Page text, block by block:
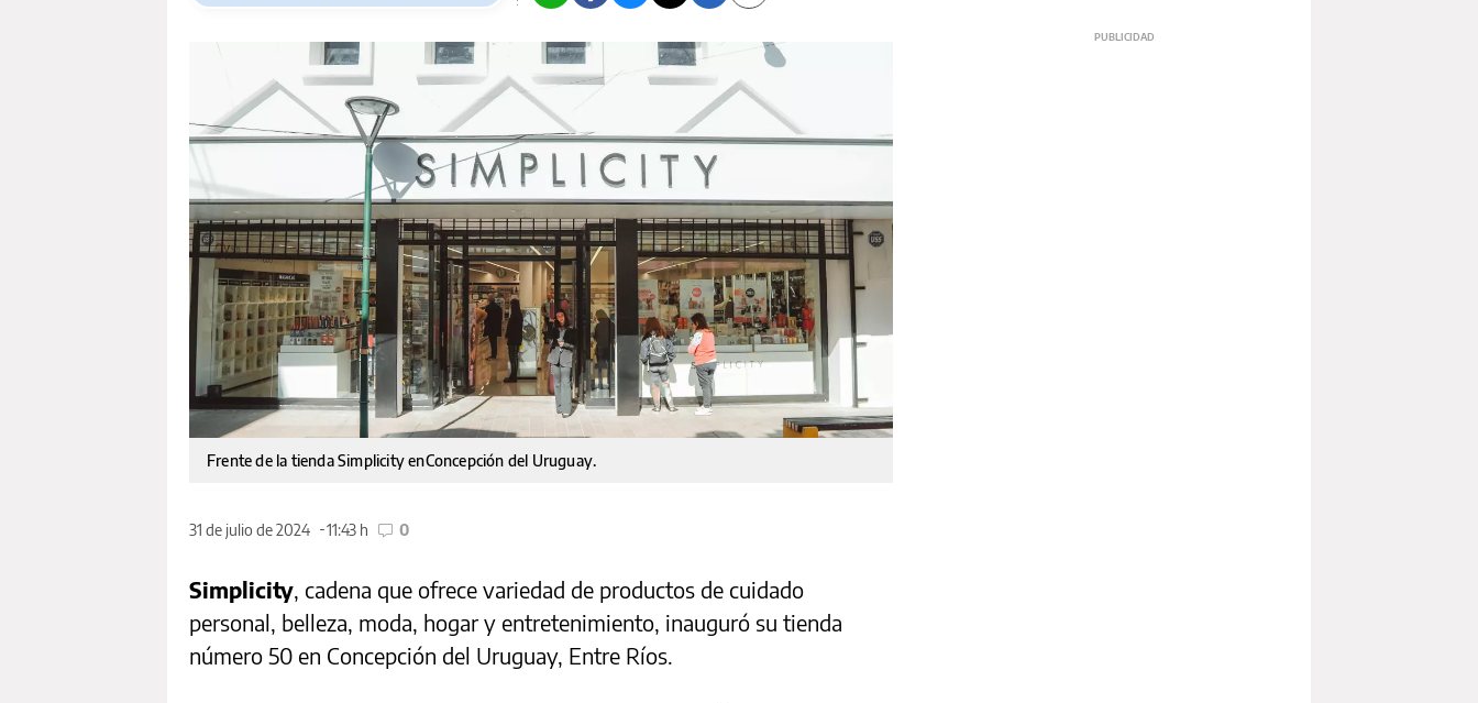
Frente de la tienda Simplicity enConcepción del Uruguay.
31 de julio de 2024 11:43 h 0
Simplicity, cadena que ofrece variedad de productos de cuidado
personal, belleza, moda, hogar y entretenimiento, inauguró su tienda
número 50 en Concepción del Uruguay, Entre Ríos.